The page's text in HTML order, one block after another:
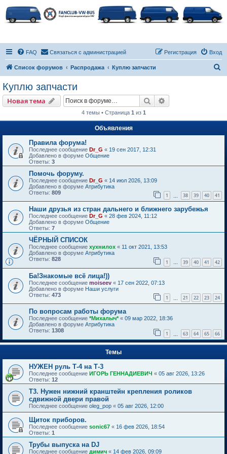
FAQ Связаться с администрацией Вход
Регистрация
Список форумов Распродажа Куплю запчасти
Куплю запчасти
Новая тема Поиск
4 темы • Страница 1 из 1
Объявления
Правила форума!
Последнее сообщение Dr_G « 19 сен 2017, 12:31
Добавлено в форуме Общение
Ответы: 3
Помочь форуму.
Последнее сообщение Dr_G « 14 июл 2026, 13:09
Добавлено в форуме Атрибутика
Ответы: 809 1 38 39 40 41
Наши друзья из стран дальнего и ближнего зарубежья
Последнее сообщение Dr_G « 28 фев 2024, 11:12
Добавлено в форуме Общение
Ответы: 7
ЧЁРНЫЙ СПИСОК
Последнее сообщение хухнилох « 11 окт 2021, 13:53
Добавлено в форуме Атрибутика
Ответы: 828 1 … 39 40 41 42
Ба!Знакомые всё лица!))
Последнее сообщение moiseev « 17 сен 2022, 07:13
Добавлено в форуме Наши услуги
Ответы: 473 1 21 22 23 24
По вопросам работы форума
Последнее сообщение *Михалыч*« 09 мар 2022, 18:36
Добавлено в форуме Атрибутика
Ответы: 1308 1 63 64 65 66
Темы
НУЖЕН руль Т-4 на Т-3
Последнее сообщение ИГОРЬ ГЕННАДИЕВИЧ « 05 авг 2026, 13:26
Ответы: 12
Т3. Нужен нижний кранштейн крепления роликов
сдвижной двери правой
Последнее сообщение oleg_pop « 05 авг 2026, 12:00
Щиток приборов.
Последнее сообщение sonic67 « 16 фев 2026, 18:54
Ответы: 1
Трубы выпуска на DJ
Последнее сообщение димич « 14 фев 2026, 09:09